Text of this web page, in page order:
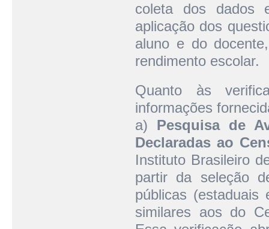
coleta dos dados
aplicação dos
aluno e do
rendimento escolar.
Quanto às
informações
a) Pesquisa de
Declaradas ao
Instituto Brasileiro
partir da seleção
públicas (estaduais
similares aos do